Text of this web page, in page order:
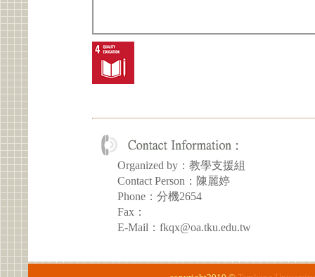
Organized by：教學支援組
Contact Person：陳麗婷
Phone：分機2654
Fax：
E-Mail：fkqx@oa.tku.edu.tw